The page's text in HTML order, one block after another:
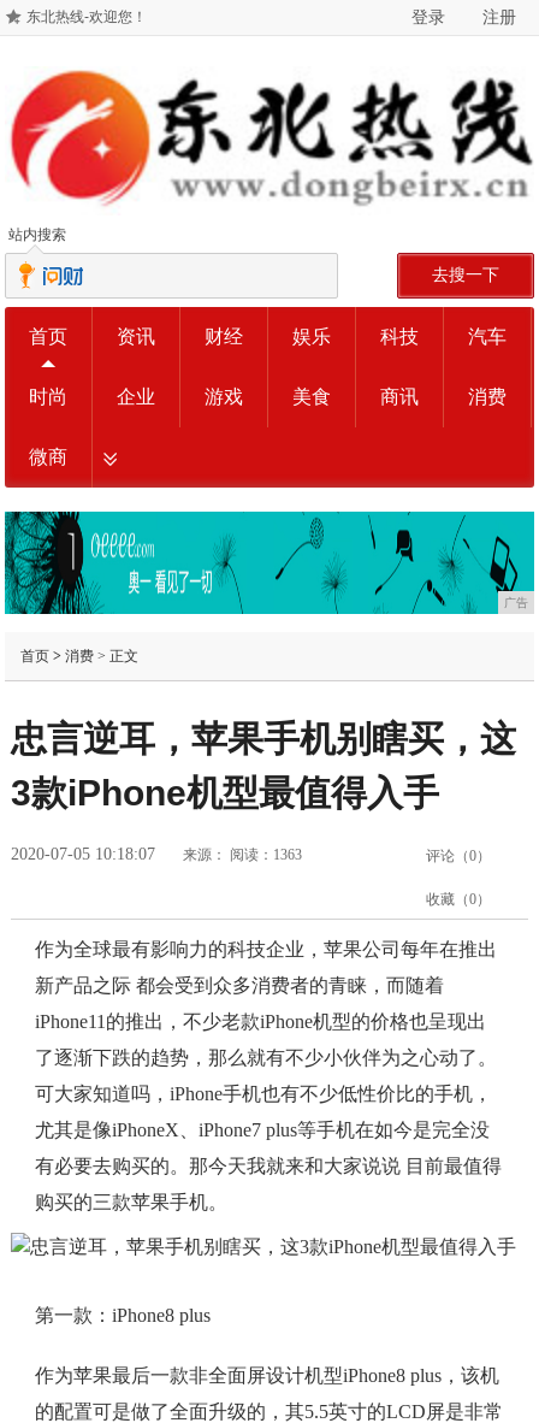
东北热线-欢迎您！ 登录 注册
站内搜索
去搜一下
首页 资讯 财经 娱乐 科技 汽车
时尚 企业 游戏 美食 商讯 消费
微商
广告
首页> 消费> 正文
忠言逆耳，苹果手机别瞎买，这
3款iPhone机型最值得入手
2020-07-05 10:18:07 来源： 阅读：1363 评论（0）
收藏（0）
作为全球最有影响力的科技企业，苹果公司每年在推出
新产品之际 都会受到众多消费者的青睐，而随着
iPhone11的推出，不少老款iPhone机型的价格也呈现出
了逐渐下跌的趋势，那么就有不少小伙伴为之心动了。
可大家知道吗，iPhone手机也有不少低性价比的手机，
尤其是像iPhoneX、iPhone7 plus等手机在如今是完全没
有必要去购买的。那今天我就来和大家说说 目前最值得
购买的三款苹果手机。
第一款：iPhone8 plus
作为苹果最后一款非全面屏设计机型iPhone8 plus，该机
的配置可是做了全面升级的，其5.5英寸的LCD屏是非常